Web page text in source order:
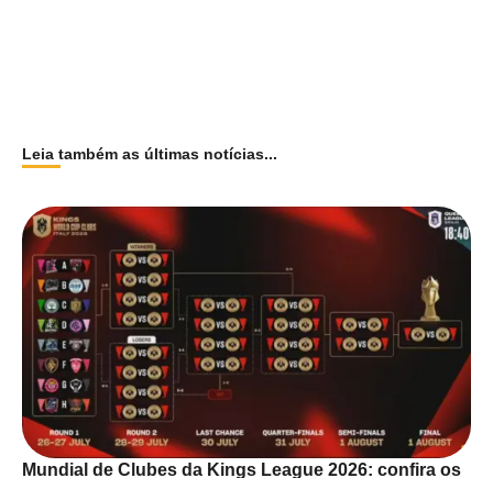
Leia também as últimas notícias...
Mundial de Clubes da Kings League 2026: confira os